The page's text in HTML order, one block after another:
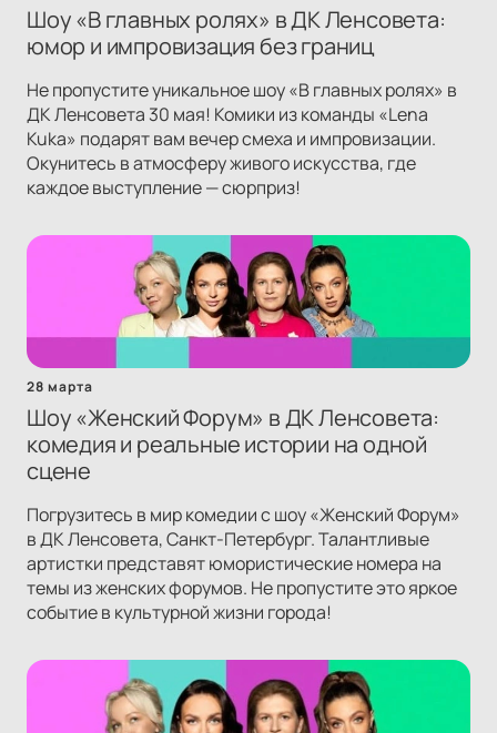
Шоу «В главных ролях» в ДК Ленсовета:
юмор и импровизация без границ
Не пропустите уникальное шоу «В главных ролях» в
ДК Ленсовета 30 мая! Комики из команды «Lena
Kuka» подарят вам вечер смеха и импровизации.
Окунитесь в атмосферу живого искусства, где
каждое выступление — сюрприз!
28 марта
Шоу «Женский Форум» в ДК Ленсовета:
комедия и реальные истории на одной
сцене
Погрузитесь в мир комедии с шоу «Женский Форум»
в ДК Ленсовета, Санкт-Петербург. Талантливые
артистки представят юмористические номера на
темы из женских форумов. Не пропустите это яркое
событие в культурной жизни города!